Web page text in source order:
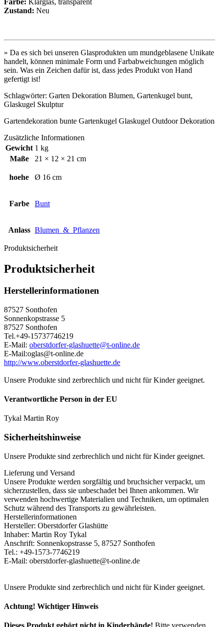
Farbe: Klarglas, transparent
Zustand: Neu
» Da es sich bei unseren Glasprodukten um mundgeblasene Unikate
handelt, können minimale Form und Farbabweichungen möglich
sein. Was ein Zeichen dafür ist, dass jedes Produkt von Hand
gefertigt ist!
Schlagwörter: Garten Dekoration Blumen, Gartenkugel bunt,
Glaskugel Skulptur
Gartendekoration bunte Gartenkugel Glaskugel Outdoor Dekoration
Zusätzliche Informationen
Gewicht 1 kg
Maße
21 × 12 × 21 cm
hoehe Ø 16 cm
Farbe Bunt
Anlass Blumen_&_Pflanzen
Produktsicherheit
Produktsicherheit
Herstellerinformationen
87527 Sonthofen
Sonnenkopstrasse 5
87527 Sonthofen
Tel.+49-15737746219
E-Mail: oberstdorfer-glashuette@t-online.de
E-Mail:oglas@t-online.de
http://www.oberstdorfer-glashuette.de
Unsere Produkte sind zerbrechlich und nicht für Kinder geeignet.
Verantwortliche Person in der EU
Tykal Martin Roy
Sicherheitshinweise
Unsere Produkte sind zerbrechlich und nicht für Kinder geeignet.
Lieferung und Versand
Unsere Produkte werden sorgfältig und bruchsicher verpackt, um
sicherzustellen, dass sie unbeschadet bei Ihnen ankommen. Wir
verwenden hochwertige Materialien und Techniken, um optimalen
Schutz während des Transports zu gewährleisten.
Herstellerinformationen
Hersteller: Oberstdorfer Glashütte
Inhaber: Martin Roy Tykal
Anschrift: Sonnenkopstrasse 5, 87527 Sonthofen
Tel.: +49-1573-7746219
E-Mail: oberstdorfer-glashuette@t-online.de
Unsere Produkte sind zerbrechlich und nicht für Kinder geeignet.
Achtung! Wichtiger Hinweis